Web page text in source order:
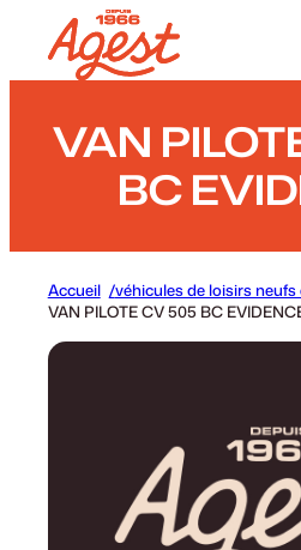
Panneau de gestion des cookies
VAN
BC
Accueil
véhicules de loisirs neufs
VAN PILOTE CV 505 BC